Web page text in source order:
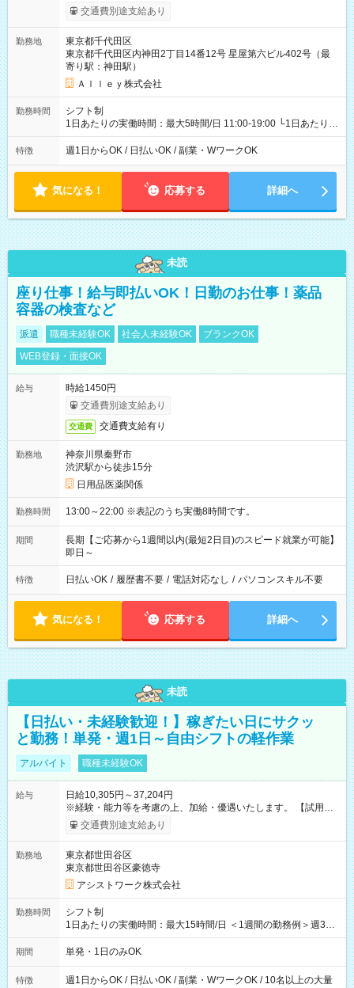
給与は本採用時と同じです。
交通費別途支給あり
勤務地
東京都千代田区
東京都千代田区内神田2丁目14番12号 星屋第六ビル402号（最
寄り駅：神田駅）
Ａｌｌｅｙ株式会社
勤務時間
シフト制
1日あたりの実働時間：最大5時間/日 11:00-19:00 └1日あたりの
実働時間：1-5時間 └上記の時間帯内であれば、いつでも勤務可
能！ └平日・土曜日の中で、お好きな曜日でご勤務いただけま
18:00 などのように、自由な働き方が可能なお仕事です！
特徴 週1日からOK / 日払いOK / 副業・WワークOK
気になる！ 応募する 詳細へ
未読
座り仕事！給与即払いOK！日勤のお仕事！薬品
容器の検査など
派遣 職種未経験OK 社会人未経験OK
ブランクOK
WEB登録・面接OK
給与
時給1450円
交通費別途支給あり
交通費 交通費支給有り
勤務地
神奈川県秦野市
渋沢駅から徒歩15分
日用品医薬関係
勤務時間 13:00～22:00 ※表記のうち実働8時間です。
期間
長期【ご応募から1週間以内(最短2日目)のスピード就業が可能】
即日～
特徴 日払いOK / 履歴書不要 / 電話対応なし / パソコンスキル不要
気になる！ 応募する 詳細へ
未読
【日払い・未経験歓迎！】稼ぎたい日にサクッ
と勤務！単発・週1日～自由シフトの軽作業
アルバイト 職種未経験OK
給与
日給10,305円～37,204円
※経験・能力等を考慮の上、加給・優遇いたします。 【試用期
間】試用期間なし
交通費別途支給あり
勤務地
東京都世田谷区
東京都世田谷区豪徳寺
アシストワーク株式会社
勤務時間
シフト制
1日あたりの実働時間：最大15時間/日 ＜1週間の勤務例＞週3回
勤務 勤務：月・水・金 休み：火・木・土・日 好きな時にお仕事
可能です！ ※1日あたりの最大実働時間は日勤、夜勤共に勤務し
期間 単発・1日のみOK
特徴
週1日からOK / 日払いOK / 副業・WワークOK / 10名以上の大量